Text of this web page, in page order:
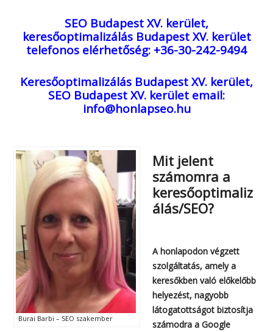
SEO Budapest XV. kerület,
keresőoptimalizálás Budapest XV. kerület
telefonos elérhetőség: +36-30-242-9494
Keresőoptimalizálás Budapest XV. kerület,
SEO Budapest XV. kerület email:
info@honlapseo.hu
Burai Barbi – SEO szakember
Mit jelent
számomra a
keresőoptimaliz
álás/SEO?
A honlapodon végzett
szolgáltatás, amely a
keresőkben való előkelőbb
helyezést, nagyobb
látogatottságot biztosítja
számodra a Google